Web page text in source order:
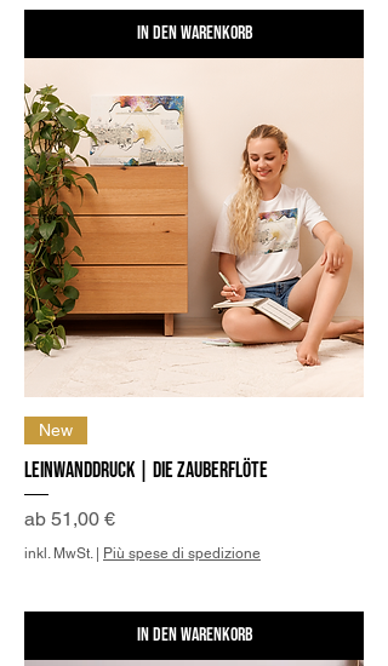
In den Warenkorb
New
Leinwanddruck | Die Zauberflöte
ab 51,00 €
Sale-Preis
inkl. MwSt. | Più spese di spedizione
In den Warenkorb